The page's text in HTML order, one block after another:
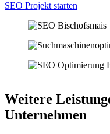
SEO Projekt starten
Weitere
Unternehmen